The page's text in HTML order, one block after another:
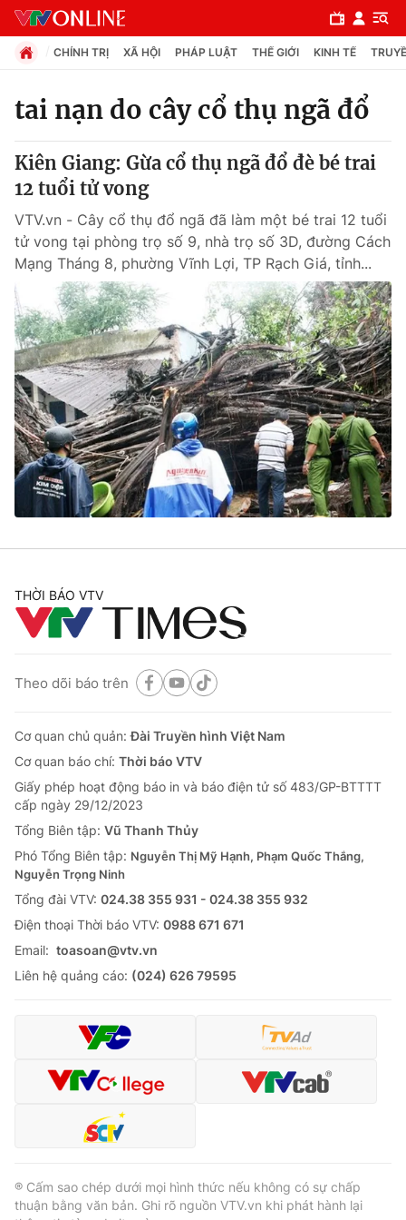
Chuyên mục
Chính trị
Xã hội
Pháp luật
Y tế
Thế giới
Tin tức
Thế giới đó đây
Câu chuyện quốc tế
Kinh tế
Tài chính
Thị trường
Góc doanh nghiệp
Dữ liệu và đời sống
Truyền hình
Phim VTV
Hậu trường
Giải sao mai
Giải trí
Điện ảnh
Âm nhạc
Du lịch
Làm đẹp
Chất lượng cuộc sống
Tuyển sinh
Học trực tuyến
Công nghệ
Hitech Công nghệ tương lai
Sản phẩm
Thị trường
Tư vấn
Giao lưu trực tuyến
Lịch phát sóng
Chuyên mục khác
Emagazine Podcast
Video Shorts video
VTV Money
VTV Sức khoẻ Bất động sản
CHÍNH TRỊ XÃ HỘI PHÁP LUẬT THẾ GIỚI KINH TẾ
tai nạn do cây cổ thụ ngã đổ
Kiên Giang: Gừa cổ thụ ngã đổ đè bé trai
12 tuổi tử vong
VTV.vn - Cây cổ thụ đổ ngã đã làm một bé trai 12 tuổi
tử vong tại phòng trọ số 9, nhà trọ số 3D, đường Cách
Mạng Tháng 8, phường Vĩnh Lợi, TP Rạch Giá, tỉnh...
THỜI BÁO VTV
Theo dõi báo trên
Cơ quan chủ quản:Đài Truyền hình Việt Nam
Cơ quan báo chí: Thời báo VTV
Giấy phép hoạt động báo in và báo điện tử số 483/GP-BTTTT
cấp ngày 29/12/2023
Tổng Biên tập: Vũ Thanh Thủy
Phó Tổng Biên tập: Nguyễn Thị Mỹ Hạnh, Phạm Quốc Thắng,
Nguyễn Trọng Ninh
Tổng đài VTV: 024.38 355 931 - 024.38 355 932
Ðiện thoại Thời báo VTV: 0988 671 671
Email: toasoan@vtv.vn
Liên hệ quảng cáo: (024) 626 79595
® Cấm sao chép dưới mọi hình thức nếu không có sự chấp
thuận bằng văn bản. Ghi rõ nguồn VTV.vn khi phát hành lại